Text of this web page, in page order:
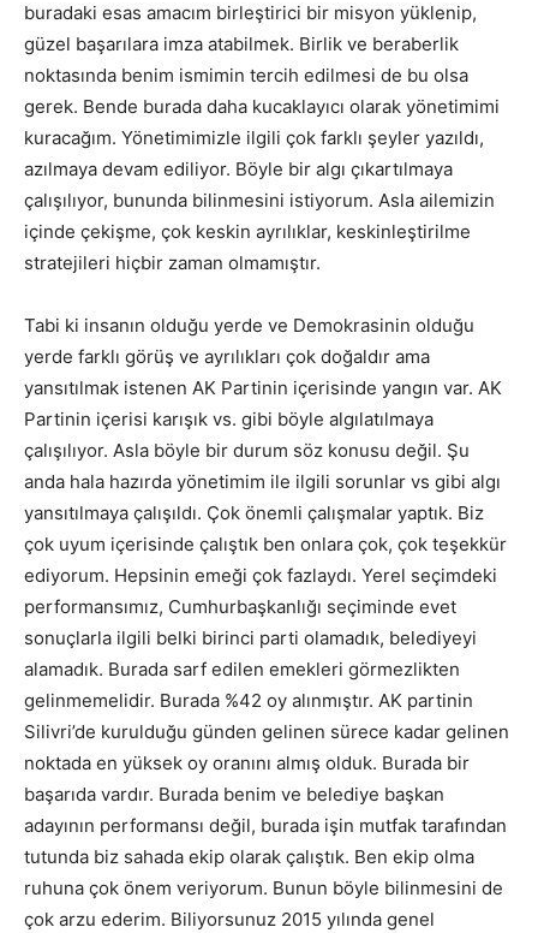
buradaki esas amacım birleştirici bir misyon yüklenip,
güzel başarılara imza atabilmek. Birlik ve beraberlik
noktasında benim ismimin tercih edilmesi de bu olsa
gerek. Bende burada daha kucaklayıcı olarak yönetimimi
kuracağım. Yönetimimizle ilgili çok farklı şeyler yazıldı,
azılmaya devam ediliyor. Böyle bir algı çıkartılmaya
çalışılıyor, bununda bilinmesini istiyorum. Asla ailemizin
içinde çekişme, çok keskin ayrılıklar, keskinleştirilme
stratejileri hiçbir zaman olmamıştır.
Tabi ki insanın olduğu yerde ve Demokrasinin olduğu
yerde farklı görüş ve ayrılıkları çok doğaldır ama
yansıtılmak istenen AK Partinin içerisinde yangın var. AK
Partinin içerisi karışık vs. gibi böyle algılatılmaya
çalışılıyor. Asla böyle bir durum söz konusu değil. Şu
anda hala hazırda yönetimim ile ilgili sorunlar vs gibi algı
yansıtılmaya çalışıldı. Çok önemli çalışmalar yaptık. Biz
çok uyum içerisinde çalıştık ben onlara çok, çok teşekkür
ediyorum. Hepsinin emeği çok fazlaydı. Yerel seçimdeki
performansımız, Cumhurbaşkanlığı seçiminde evet
sonuçlarla ilgili belki birinci parti olamadık, belediyeyi
alamadık. Burada sarf edilen emekleri görmezlikten
gelinmemelidir. Burada %42 oy alınmıştır. AK partinin
Silivri’de kurulduğu günden gelinen sürece kadar gelinen
noktada en yüksek oy oranını almış olduk. Burada bir
başarıda vardır. Burada benim ve belediye başkan
adayının performansı değil, burada işin mutfak tarafından
tutunda biz sahada ekip olarak çalıştık. Ben ekip olma
ruhuna çok önem veriyorum. Bunun böyle bilinmesini de
çok arzu ederim. Biliyorsunuz 2015 yılında genel